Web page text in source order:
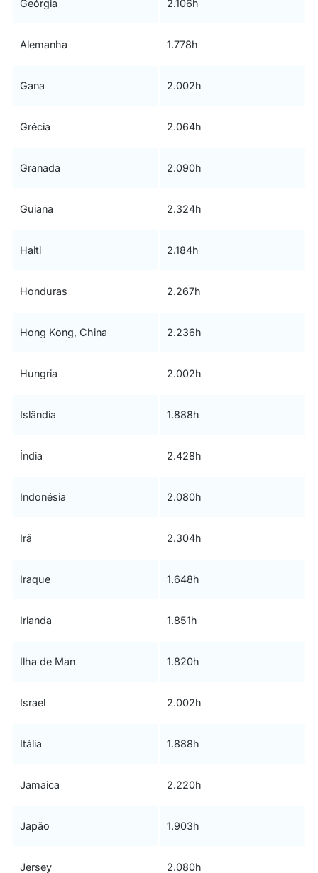
Geórgia 2.106h
Alemanha 1.778h
Gana 2.002h
Grécia 2.064h
Granada 2.090h
Guiana 2.324h
Haiti 2.184h
Honduras 2.267h
Hong Kong, China 2.236h
Hungria 2.002h
Islândia 1.888h
Índia 2.428h
Indonésia 2.080h
Irã 2.304h
Iraque 1.648h
Irlanda 1.851h
Ilha de Man 1.820h
Israel 2.002h
Itália 1.888h
Jamaica 2.220h
Japão 1.903h
Jersey 2.080h